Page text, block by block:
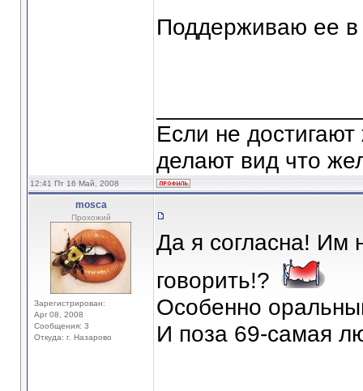
Поддерживаю ее в
Если не
делают вид что
12:41 Пт 16 Май, 2008
mosca
Прохожий
Зарегистрирован:
Apr 08, 2008
Сообщения: 3
Откуда: г. Назарово
Да я согласна! Им
говорить!?
Особенно
И поза 69-самая